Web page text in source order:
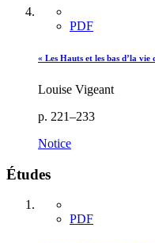
PDF
« Les Hauts et les bas d’la
Louise Vigeant
p. 221–233
Notice
Études
PDF